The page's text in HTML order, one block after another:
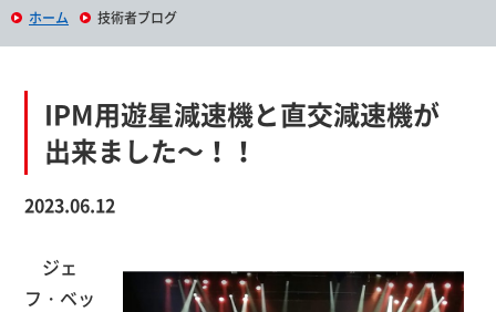
ホーム 技術者ブログ
IPM用遊星減速機と直交減速機が
出来ました～！！
2023.06.12
ジェ
フ・ベッ